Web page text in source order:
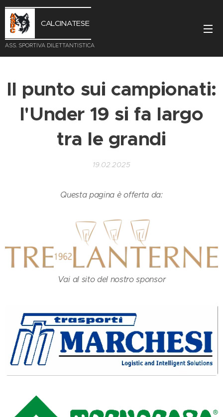
CALCINATESE
ASS. SPORTIVA DILETTANTISTICA
Il punto sui campionati:
l'Under 19 si fa largo
tra le grandi
19.02.2025
Questa pagina è offerta da:
Vai al sito del nostro sponsor